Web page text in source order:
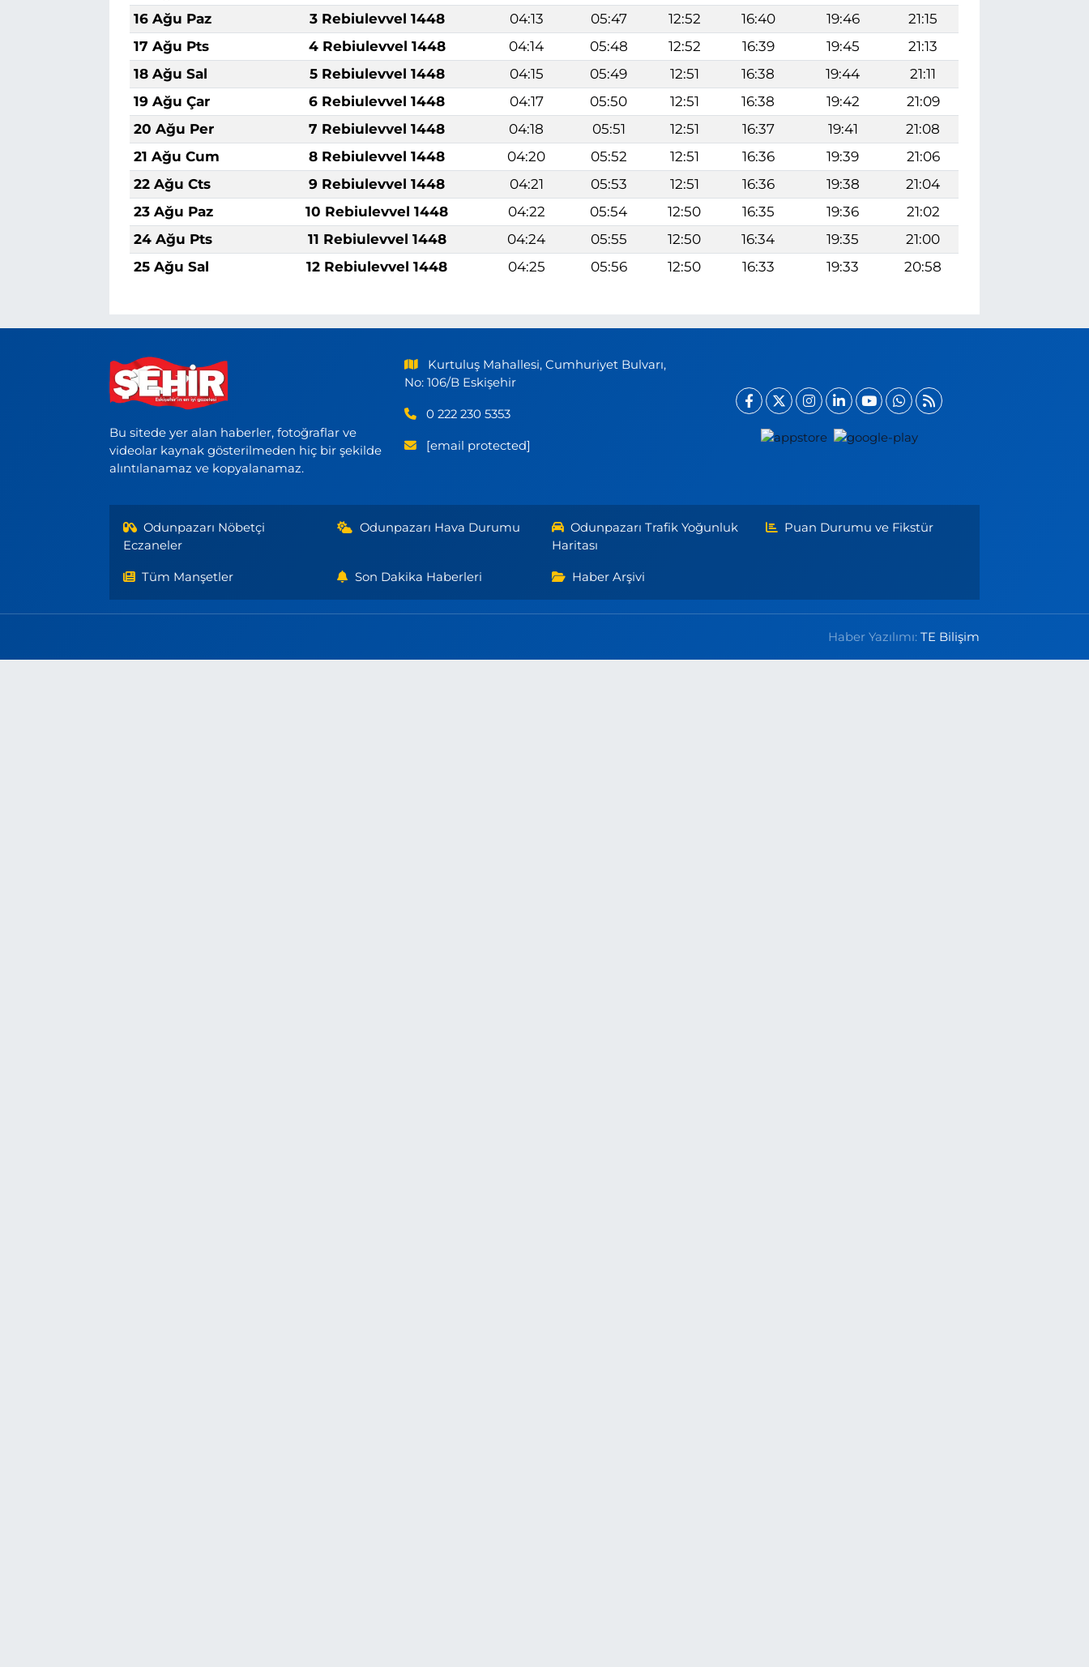
16 Ağu Paz
3 Rebiulevvel 1448 04:13 05:47 12:52 16:40 19:46
21:15
17 Ağu Pts
4 Rebiulevvel 1448 04:14 05:48 12:52 16:39 19:45
21:13
18 Ağu Sal
5 Rebiulevvel 1448 04:15 05:49 12:51 16:38 19:44
21:11
19 Ağu Çar
6 Rebiulevvel 1448 04:17 05:50 12:51 16:38 19:42
21:09
20 Ağu Per
7 Rebiulevvel 1448 04:18 05:51 12:51 16:37 19:41
21:08
21 Ağu Cum
8 Rebiulevvel 1448 04:20 05:52 12:51 16:36 19:39
21:06
22 Ağu Cts
9 Rebiulevvel 1448 04:21 05:53 12:51 16:36 19:38
21:04
23 Ağu Paz
10 Rebiulevvel 1448 04:22 05:54 12:50 16:35 19:36
21:02
24 Ağu Pts
11 Rebiulevvel 1448 04:24 05:55 12:50 16:34 19:35
21:00
25 Ağu Sal
12 Rebiulevvel 1448 04:25 05:56 12:50 16:33 19:33 20:58
Bu sitede yer alan haberler, fotoğraflar ve
videolar kaynak gösterilmeden hiç bir şekilde
alıntılanamaz ve kopyalanamaz.
Kurtuluş Mahallesi, Cumhuriyet Bulvarı,
No: 106/B Eskişehir
0 222 230 5353
[email protected]
Odunpazarı Nöbetçi
Eczaneler
Odunpazarı Hava Durumu
Odunpazarı Trafik Yoğunluk
Haritası
Puan Durumu ve Fikstür
Tüm Manşetler Son Dakika Haberleri Haber Arşivi
Haber Yazılımı:TE Bilişim